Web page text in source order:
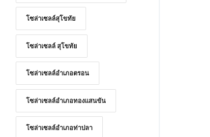
โซล่าเซลล์สุโขทัย
โซล่าเซลล์ สุโขทัย
โซล่าเซลล์อำเภอตรอน
โซล่าเซลล์อำเภอทองแสนขัน
โซล่าเซลล์อำเภอท่าปลา